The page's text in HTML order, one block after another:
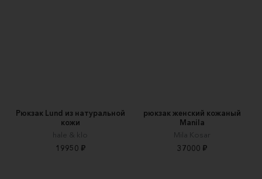
Рюкзак Lund из натуральной
кожи
hale & klo
19950 ₽
рюкзак женский кожаный
Manila
Mila Kosar
37000 ₽